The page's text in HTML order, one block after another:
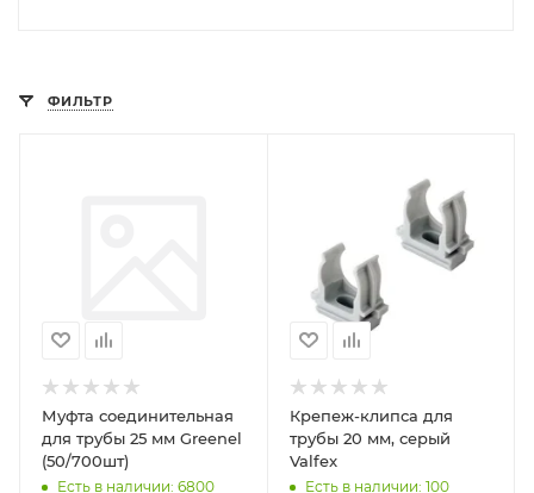
ФИЛЬТР
Муфта соединительная
для трубы 25 мм Greenel
(50/700шт)
Есть в наличии: 6800
Крепеж-клипса для
трубы 20 мм, серый
Valfex
Есть в наличии: 100